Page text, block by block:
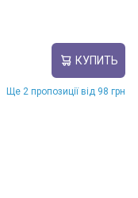
КУПИТЬ
Ще 2 пропозиції від 98 грн